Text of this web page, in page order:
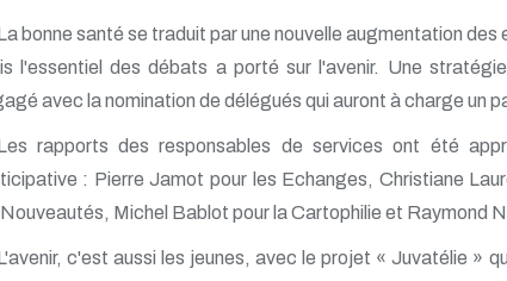
bonne santé se traduit par une nouvelle augmentation
l'essentiel des débats a porté sur l'avenir. Une
avec la nomination de délégués qui auront à charge un
rapports des responsables de services ont été
: Pierre Jamot pour les Echanges, Christiane
Nouveautés, Michel Bablot pour la Cartophilie et Raymond
c'est aussi les jeunes, avec le projet « Juvatélie »